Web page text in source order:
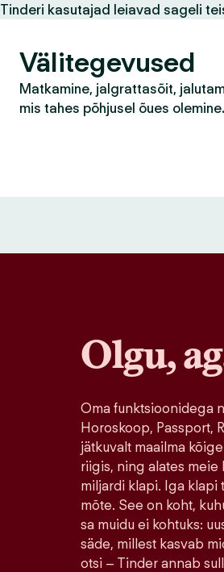
Tinderi kasutajad leiavad sageli
Välitegevused
Matkamine, jalgrattasõit,
mis tahes põhjusel õues olemine.
Olgu,
Oma funktsioonidega
Horoskoop, Passport,
jätkuvalt maailma
riigis, ning alates meie
miljardi klapi. Iga klapi
mõte. See on koht,
sa muidu ei kohtuks:
säde, millest kasvab
otsi – Tinder annab